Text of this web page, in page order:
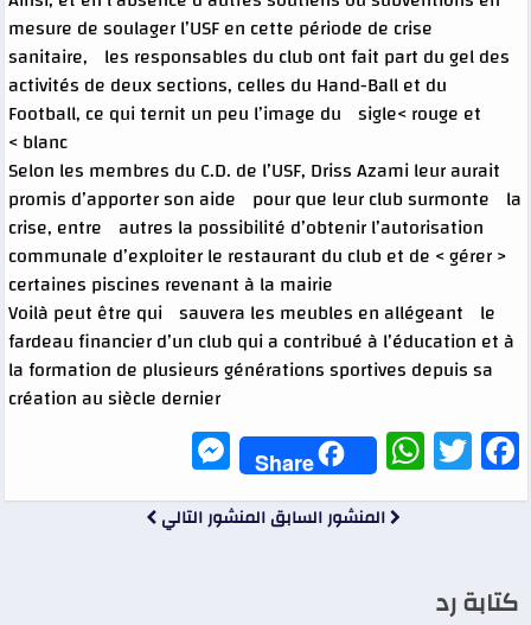
mesure de soulager l’USF en cette période de crise
sanitaire, les responsables du club ont fait part du gel des
activités de deux sections, celles du Hand-Ball et du
Football, ce qui ternit un peu l’image du sigle< rouge et
blanc >
Selon les membres du C.D. de l’USF, Driss Azami leur aurait
promis d’apporter son aide pour que leur club surmonte la
crise, entre autres la possibilité d’obtenir l’autorisation
communale d’exploiter le restaurant du club et de < gérer >
certaines piscines revenant à la mairie
Voilà peut être qui sauvera les meubles en allégeant le
fardeau financier d’un club qui a contribué à l’éducation et à
la formation de plusieurs générations sportives depuis sa
création au siècle dernier
Facebook
Twitter
WhatsApp
Share
المنشور السابقالمنشور التالي
كتابة رد